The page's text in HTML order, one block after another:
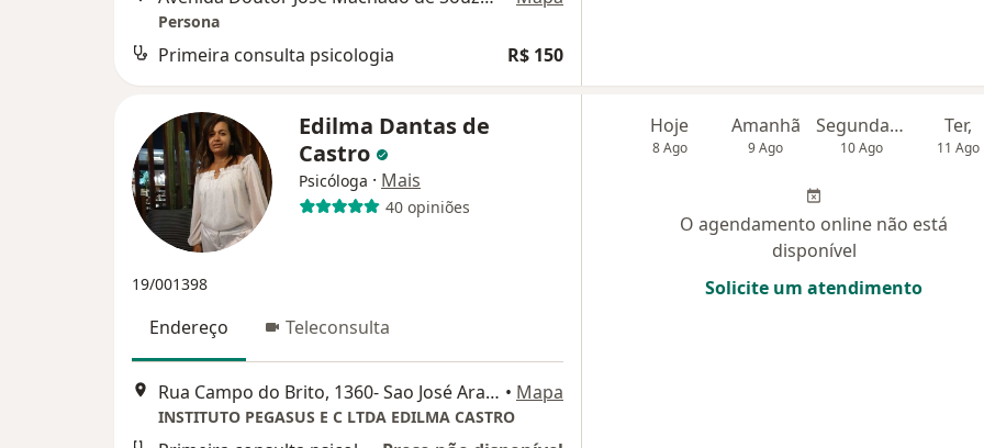
Persona
Primeira consulta psicologia R$ 150
Edilma Dantas de
Castro
Psicóloga · Mais
40 opiniões
19/001398
Endereço Teleconsulta
Rua Campo do Brito, 1360- Sao José Aracaju-SE, Aracaju • Mapa
INSTITUTO PEGASUS E C LTDA EDILMA CASTRO
Hoje
8 Ago
Amanhã
9 Ago
Segunda-feira
10 Ago
Ter,
11 Ago
O agendamento online não está
disponível
Solicite um atendimento